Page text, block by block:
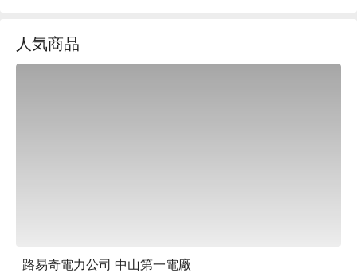
路易奇電力公司 中山第一電廠推薦：沒有制式菜單，可以自
由挑選用餐組合。過程中也會協助烤肉，確保您能享受最佳風
人気商品
路易奇電力公司 中山第一電廠